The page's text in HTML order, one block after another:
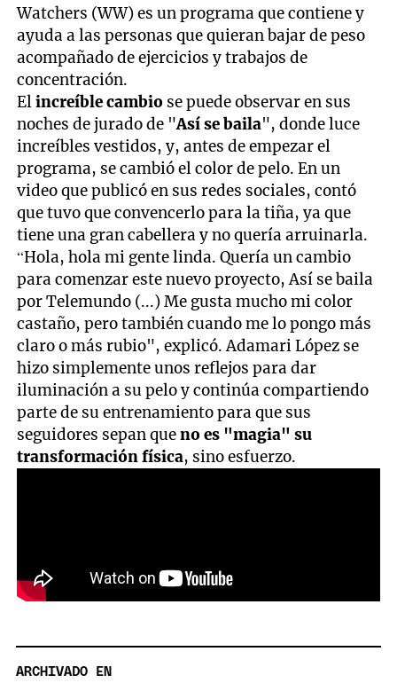
Watchers (WW) es un programa que contiene y
ayuda a las personas que quieran bajar de peso
acompañado de ejercicios y trabajos de
concentración.
Elincreíble cambio se puede observar en sus
noches de jurado de "Así se baila", donde luce
increíbles vestidos, y, antes de empezar el
programa, se cambió el color de pelo. En un
video que publicó en sus redes sociales, contó
que tuvo que convencerlo para la tiña, ya que
tiene una gran cabellera y no quería arruinarla.
“Hola, hola mi gente linda. Quería un cambio
para comenzar este nuevo proyecto, Así se baila
por Telemundo (...) Me gusta mucho mi color
castaño, pero también cuando me lo pongo más
claro o más rubio", explicó. Adamari López se
hizo simplemente unos reflejos para dar
iluminación a su pelo y continúa compartiendo
parte de su entrenamiento para que sus
seguidores sepan queno es "magia" su
transformación física, sino esfuerzo.
ARCHIVADO EN